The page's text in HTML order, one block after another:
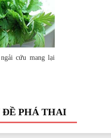
cứu mang lại
ĐỀ PHÁ THAI